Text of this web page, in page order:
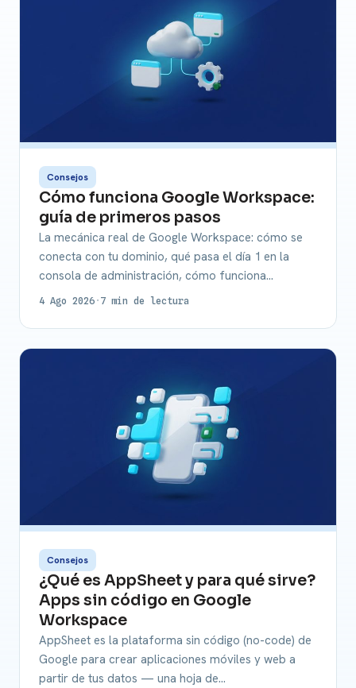
Consejos
Cómo funciona Google Workspace:
guía de primeros pasos
La mecánica real de Google Workspace: cómo se
conecta con tu dominio, qué pasa el día 1 en la
consola de administración, cómo funciona…
4 Ago 2026 · 7 min de lectura
Consejos
¿Qué es AppSheet y para qué sirve?
Apps sin código en Google
Workspace
AppSheet es la plataforma sin código (no-code) de
Google para crear aplicaciones móviles y web a
partir de tus datos — una hoja de…